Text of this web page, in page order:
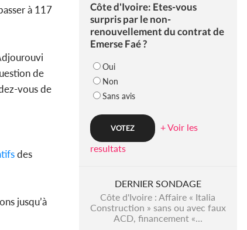
à 117
de
vous de
des
jusqu’à
Côte d'Ivoire: Etes-vous
surpris par le non-
renouvellement du contrat de
Emerse Faé ?
Oui
Non
Sans avis
+ Voir les
resultats
DERNIER SONDAGE
Côte d'Ivoire : Affaire « Italia
Construction » sans ou avec faux
ACD, financement «...